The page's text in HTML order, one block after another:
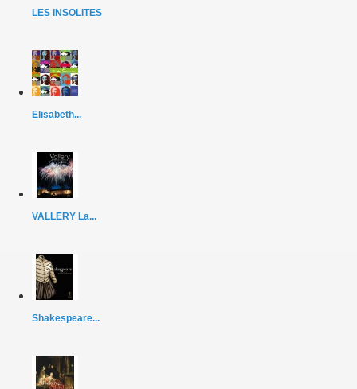
LES INSOLITES
Elisabeth...
VALLERY La...
Shakespeare...